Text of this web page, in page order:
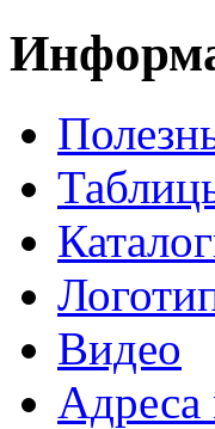
Видео
Адреса